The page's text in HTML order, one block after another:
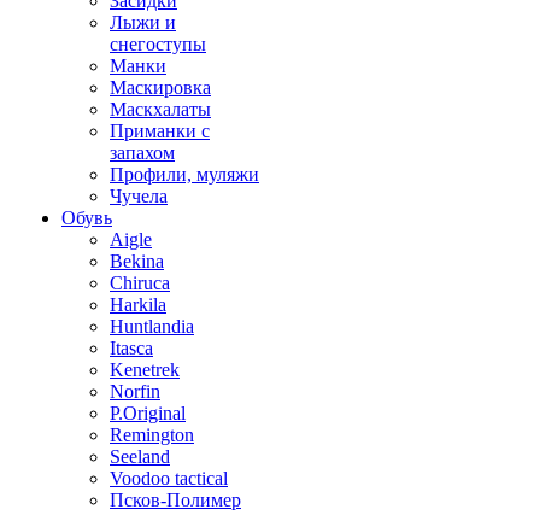
Лыжи и
снегоступы
Манки
Маскировка
Маскхалаты
Приманки с
запахом
Профили, муляжи
Чучела
Обувь
Aigle
Bekina
Chiruсa
Harkila
Huntlandia
Itasca
Kenetrek
Norfin
P.Original
Remington
Seeland
Voodoo tactical
Псков-Полимер